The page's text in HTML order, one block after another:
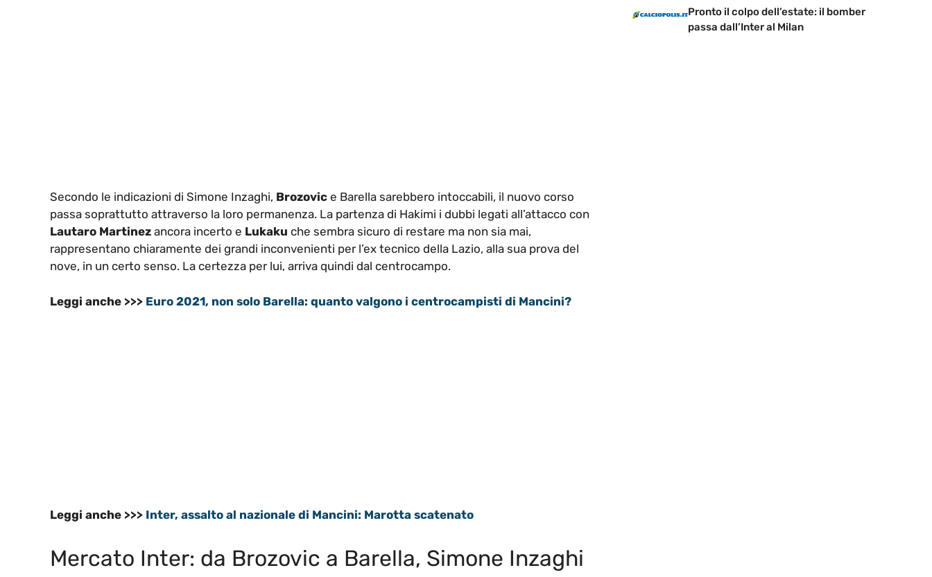
Secondo le indicazioni di Simone Inzaghi, Brozovic e Barella sarebbero intoccabili, il nuovo corso
passa soprattutto attraverso la loro permanenza. La partenza di Hakimi i dubbi legati all’attacco con
Lautaro Martinez ancora incerto e Lukaku che sembra sicuro di restare ma non sia mai,
rappresentano chiaramente dei grandi inconvenienti per l’ex tecnico della Lazio, alla sua prova del
nove, in un certo senso. La certezza per lui, arriva quindi dal centrocampo.
Leggi anche >>> Euro 2021, non solo Barella: quanto valgono i centrocampisti di Mancini?
Leggi anche >>> Inter, assalto al nazionale di Mancini: Marotta scatenato
Mercato Inter: da Brozovic a Barella, Simone Inzaghi
Pronto il colpo dell’estate: il bomber
passa dall’Inter al Milan